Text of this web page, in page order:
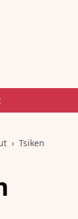
Tsiken